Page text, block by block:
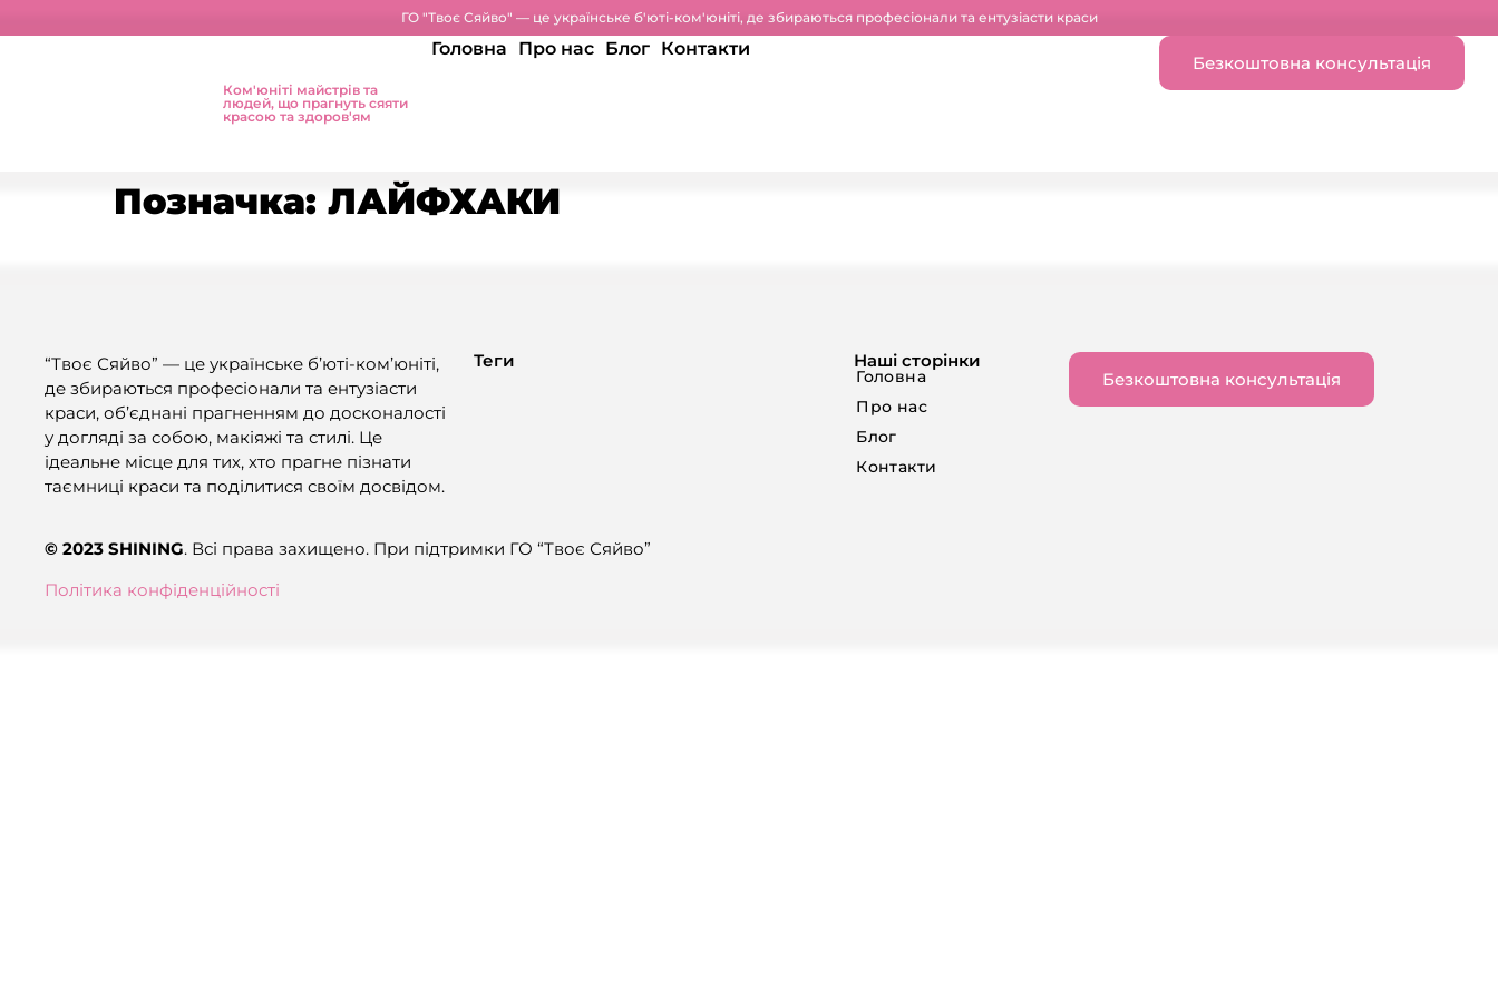
ГО "Твоє Сяйво" — це українське б'юті-ком'юніті, де збираються професіонали та ентузіасти краси
Ком'юніті майстрів та
людей, що прагнуть сяяти
красою та здоров'ям
Головна Про нас Блог Контакти
Безкоштовна консультація
Позначка: ЛАЙФХАКИ
“Твоє Сяйво” — це українське б’юті-ком’юніті,
де збираються професіонали та ентузіасти
краси, об’єднані прагненням до досконалості
у догляді за собою, макіяжі та стилі. Це
ідеальне місце для тих, хто прагне пізнати
таємниці краси та поділитися своїм досвідом.
Теги Наші сторінки
Головна
Про нас
Блог
Контакти
Безкоштовна консультація
© 2023 SHINING. Всі права захищено. При підтримки ГО “Твоє Сяйво”
Політика конфіденційності